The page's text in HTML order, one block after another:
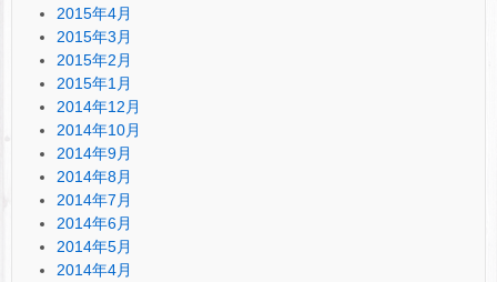
2015年4月
2015年3月
2015年2月
2015年1月
2014年12月
2014年10月
2014年9月
2014年8月
2014年7月
2014年6月
2014年5月
2014年4月